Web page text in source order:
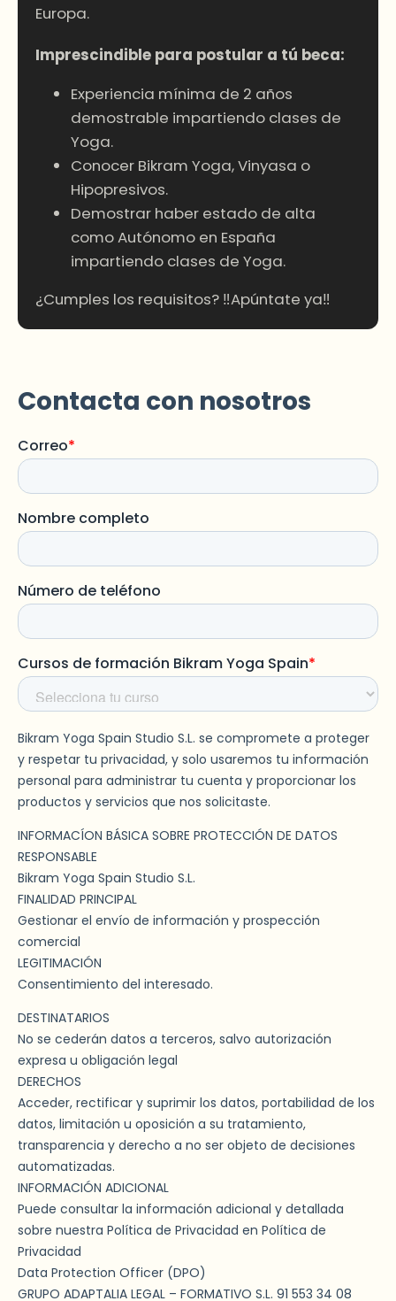
Europa.
Imprescindible para postular a tú beca:
Experiencia mínima de 2 años
demostrable impartiendo clases de
Yoga.
Conocer Bikram Yoga, Vinyasa o
Hipopresivos.
Demostrar haber estado de alta
como Autónomo en España
impartiendo clases de Yoga.
¿Cumples los requisitos? ‼Apúntate ya‼